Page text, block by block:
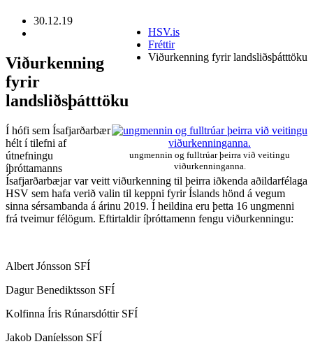
HSV.is
Fréttir
Viðurkenning fyrir landsliðsþátttöku
30.12.19
Viðurkenning
fyrir
landsliðsþátttöku
ungmennin og fulltrúar þeirra við veitingu
viðurkenninganna.
Í hófi sem Ísafjarðarbær
hélt í tilefni af
útnefningu
íþróttamanns
Ísafjarðarbæjar var veitt viðurkenning til þeirra iðkenda aðildarfélaga
HSV sem hafa verið valin til keppni fyrir Íslands hönd á vegum
sinna sérsambanda á árinu 2019. Í heildina eru þetta 16 ungmenni
frá tveimur félögum. Eftirtaldir íþróttamenn fengu viðurkenningu:
Albert Jónsson SFÍ
Dagur Benediktsson SFÍ
Kolfinna Íris Rúnarsdóttir SFÍ
Jakob Daníelsson SFÍ